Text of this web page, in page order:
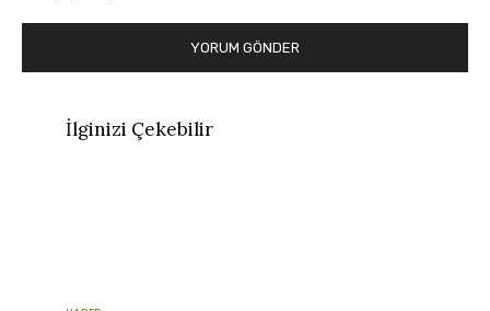
İlginizi Çekebilir